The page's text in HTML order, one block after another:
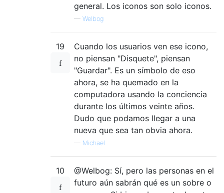
general. Los iconos son solo iconos.
— Welbog
19
Cuando los usuarios ven ese icono,
no piensan "Disquete", piensan
"Guardar". Es un símbolo de eso
ahora, se ha quemado en la
computadora usando la conciencia
durante los últimos veinte años.
Dudo que podamos llegar a una
nueva que sea tan obvia ahora.
— Michael
10
@Welbog: Sí, pero las personas en el
futuro aún sabrán qué es un sobre o